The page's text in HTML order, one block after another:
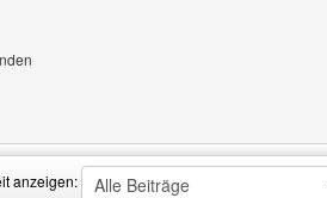
besuchen: quadbahn-bispingen
anzeigen: